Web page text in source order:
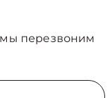
мы перезвоним